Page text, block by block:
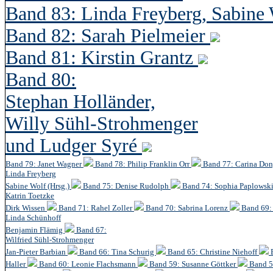
Band 83: Linda Freyberg,
Band 82: Sarah Pielmeier
Band 81: Kirstin Grantz
Band 80:
Stephan Holländer,
Willy Sühl-Strohmenger
und Ludger Syré
Band 79: Janet Wagner Band 78: Philip Franklin Orr
Band 77: Carina
Linda Freyberg
Sabine Wolf (Hrsg.)
Band 75: Denise Rudolph
Band 74: Sophia
Katrin Toetzke
Dirk Wissen
Band 71: Rahel Zoller Band 70: Sabrina Lorenz
Band
Linda Schünhoff
Benjamin Flämig
Band 67:
Wilfried Sühl-Strohmenger
Jan-Pieter Barbian
Band 66: Tina Schurig Band 65: Christine Niehoff
Haller
Band 60: Leonie Flachsmann Band 59: Susanne Göttker
Band